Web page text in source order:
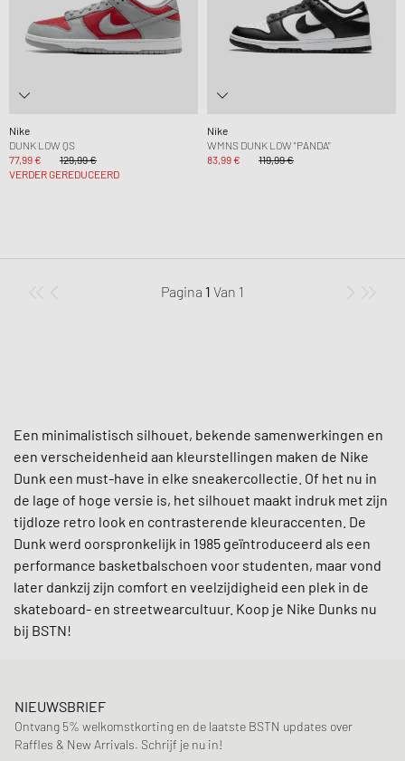
Nike
DUNK LOW QS
77,99 €
129,99 €
VERDER GEREDUCEERD
Nike
WMNS DUNK LOW "PANDA"
83,99 €
119,99 €
Pagina 1 Van 1
Een minimalistisch silhouet, bekende samenwerkingen en
een verscheidenheid aan kleurstellingen maken de Nike
Dunk een must-have in elke sneakercollectie. Of het nu in
de lage of hoge versie is, het silhouet maakt indruk met zijn
tijdloze retro look en contrasterende kleuraccenten. De
Dunk werd oorspronkelijk in 1985 geïntroduceerd als een
performance basketbalschoen voor studenten, maar vond
later dankzij zijn comfort en veelzijdigheid een plek in de
skateboard- en streetwearcultuur. Koop je Nike Dunks nu
bij BSTN!
NIEUWSBRIEF
Ontvang 5% welkomstkorting en de laatste BSTN updates over
Raffles & New Arrivals. Schrijf je nu in!